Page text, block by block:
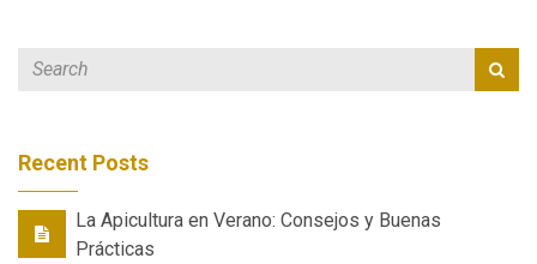
Recent Posts
La Apicultura en Verano: Consejos y Buenas
Prácticas